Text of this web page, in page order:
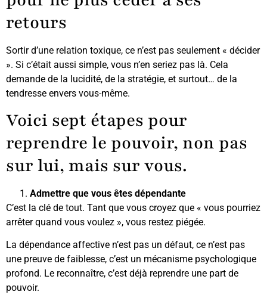
retours
Sortir d’une relation toxique, ce n’est pas seulement « décider
». Si c’était aussi simple, vous n’en seriez pas là. Cela
demande de la lucidité, de la stratégie, et surtout… de la
tendresse envers vous-même.
Voici sept étapes pour
reprendre le pouvoir, non pas
sur lui, mais sur vous.
Admettre que vous êtes dépendante
C’est la clé de tout. Tant que vous croyez que « vous pourriez
arrêter quand vous voulez », vous restez piégée.
La dépendance affective n’est pas un défaut, ce n’est pas
une preuve de faiblesse, c’est un mécanisme psychologique
profond. Le reconnaître, c’est déjà reprendre une part de
pouvoir.